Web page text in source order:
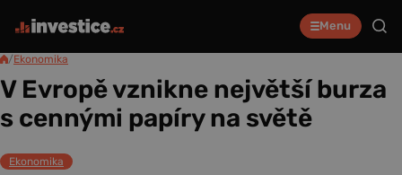
Menu
/Ekonomika
V Evropě vznikne největší burza
s cennými papíry na světě
Ekonomika